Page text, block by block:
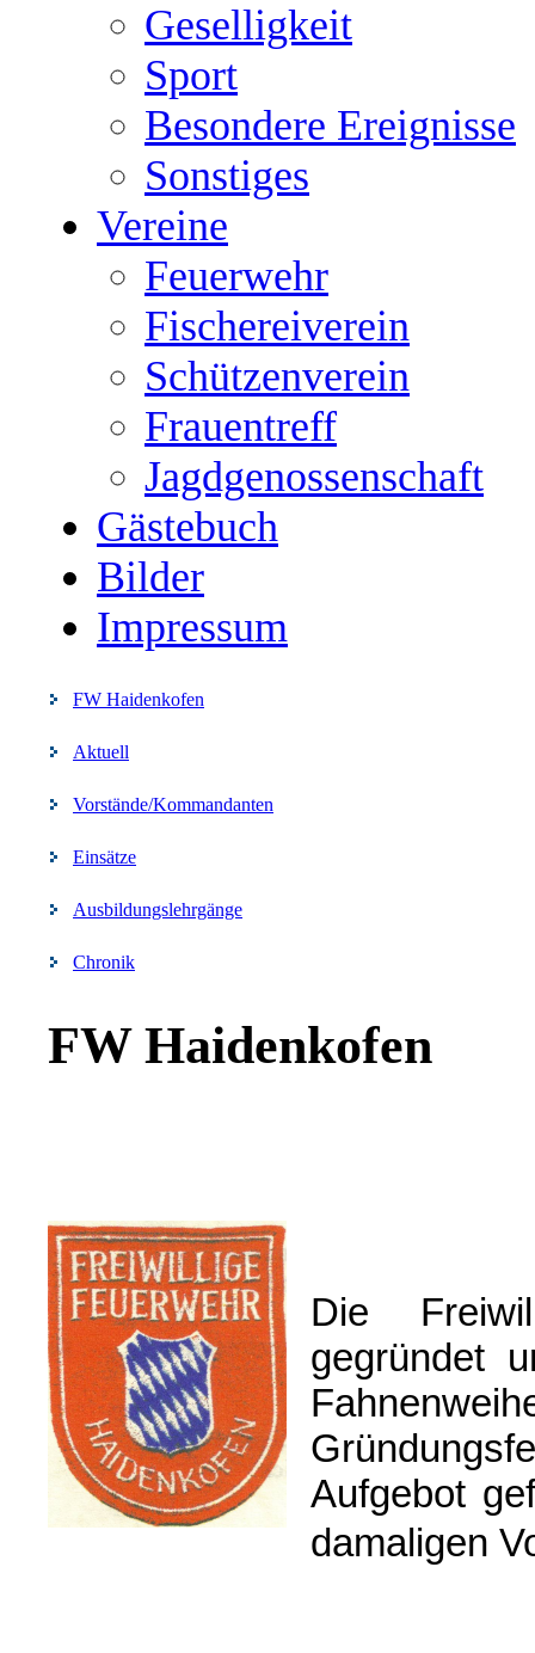
Geselligkeit
Sport
Besondere Ereignisse
Sonstiges
Vereine
Feuerwehr
Fischereiverein
Schützenverein
Frauentreff
Jagdgenossenschaft
Gästebuch
Bilder
Impressum
FW Haidenkofen
Aktuell
Vorstände/Kommandanten
Einsätze
Ausbildungslehrgänge
Chronik
FW Haidenkofen
Die
gegründet
Aufgebot
damaligen